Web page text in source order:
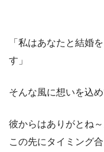
「私はあなたと結婚
す」
そんな風に想いを込
彼からはありがとね～
この先にタイミング